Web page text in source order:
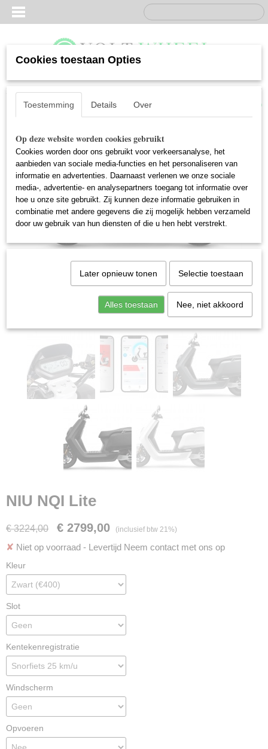
Inloggen Registreren
UW WINKELWAGEN
(0)
NIU NQI Lite
€ 3224,00 € 2799,00 (inclusief btw 21%)
✘ Niet op voorraad - Levertijd Neem contact met ons op
Kleur
Slot
Kentekenregistratie
Windscherm
Opvoeren
Cookies toestaan Opties
Toestemming Details Over
Op deze website worden cookies gebruikt
Cookies worden door ons gebruikt voor verkeersanalyse, het
aanbieden van sociale media-functies en het personaliseren van
informatie en advertenties. Daarnaast verlenen we onze sociale
media-, advertentie- en analysepartners toegang tot informatie over
hoe u onze site gebruikt. Zij kunnen deze informatie gebruiken in
combinatie met andere gegevens die zij mogelijk hebben verzameld
door uw gebruik van hun diensten of die u hen hebt verstrekt.
Later opnieuw tonen Selectie toestaan
Alles toestaan Nee, niet akkoord